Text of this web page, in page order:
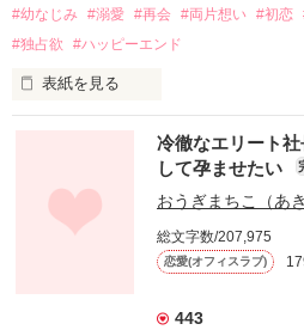
#幼なじみ #溺愛 #再会 #両片想い #初恋
#独占欲
#ハッピーエンド
表紙を見る
幼なじみの哲平に淡い恋心を抱い
しかし、ある出来事をきっかけに
関係修復もできないまま、美桜は両
引っ越すことになり、哲平とも離れ
それから約十二年後。
冷徹なエリート
して孕ませたい
おうぎまちこ（あ
総文字数/207,975
恋愛(オフィスラブ)
443